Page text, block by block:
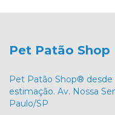
Pet Patão Shop
Pet Patão Shop® desde
estimação. Av. Nossa
Paulo/SP